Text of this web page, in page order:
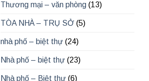
Thương mại – văn phòng (13)
TÒA NHÀ – TRỤ SỞ (5)
nhà phố – biệt thự (24)
Nhà phố – biệt thự (23)
Nhà phố – Biệt thự (6)